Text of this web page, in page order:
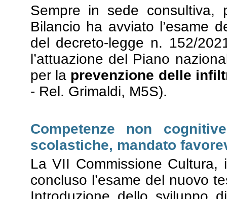
Sempre in sede consultiva,
Bilancio ha avviato l’esame
del decreto-legge n. 152/
l’attuazione del Piano
per la prevenzione delle
- Rel. Grimaldi, M5S).
Competenze non
scolastiche, mandato
La VII Commissione
concluso l’esame del nuovo